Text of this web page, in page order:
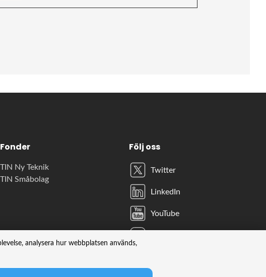
Fonder
TIN Ny Teknik
TIN Småbolag
Följ oss
Twitter
LinkedIn
YouTube
analysera hur webbplatsen används,